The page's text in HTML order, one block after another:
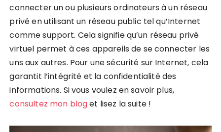
connecter un ou plusieurs ordinateurs à un réseau
privé en utilisant un réseau public tel qu’Internet
comme support. Cela signifie qu’un réseau privé
virtuel permet à ces appareils de se connecter les
uns aux autres. Pour une sécurité sur Internet, cela
garantit l’intégrité et la confidentialité des
informations. Si vous voulez en savoir plus,
consultez mon bloget lisez la suite !